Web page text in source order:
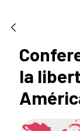
la